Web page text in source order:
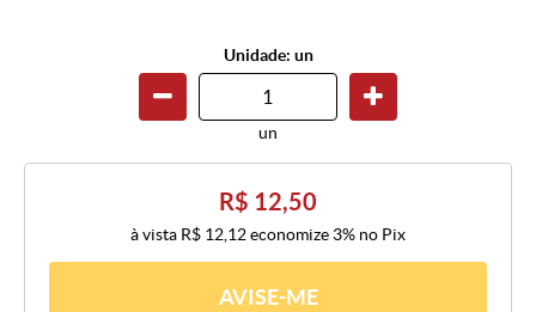
Unidade: un
un
R$ 12,50
à vista R$ 12,12economize 3% no Pix
AVISE-ME